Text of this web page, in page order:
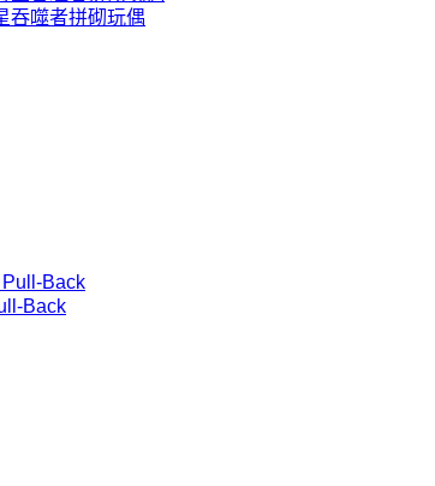
吞噬者拼砌玩偶
Back